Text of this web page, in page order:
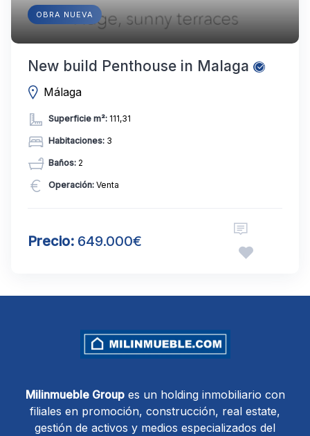
OBRA NUEVA
New build Penthouse in Malaga
Málaga
Superficie m²: 111,31
Habitaciones: 3
Baños: 2
Operación: Venta
Precio: 649.000€
Milinmueble Groupes un holding inmobiliario con
filiales en promoción, construcción, real estate,
gestión de activos y medios especializados del